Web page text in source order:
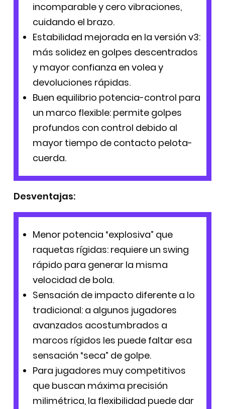
incomparable y cero vibraciones,
cuidando el brazo.
Estabilidad mejorada en la versión v3:
más solidez en golpes descentrados
y mayor confianza en volea y
devoluciones rápidas.
Buen equilibrio potencia-control para
un marco flexible: permite golpes
profundos con control debido al
mayor tiempo de contacto pelota-
cuerda.
Desventajas:
Menor potencia “explosiva” que
raquetas rígidas: requiere un swing
rápido para generar la misma
velocidad de bola.
Sensación de impacto diferente a lo
tradicional: a algunos jugadores
avanzados acostumbrados a
marcos rígidos les puede faltar esa
sensación “seca” de golpe.
Para jugadores muy competitivos
que buscan máxima precisión
milimétrica, la flexibilidad puede dar